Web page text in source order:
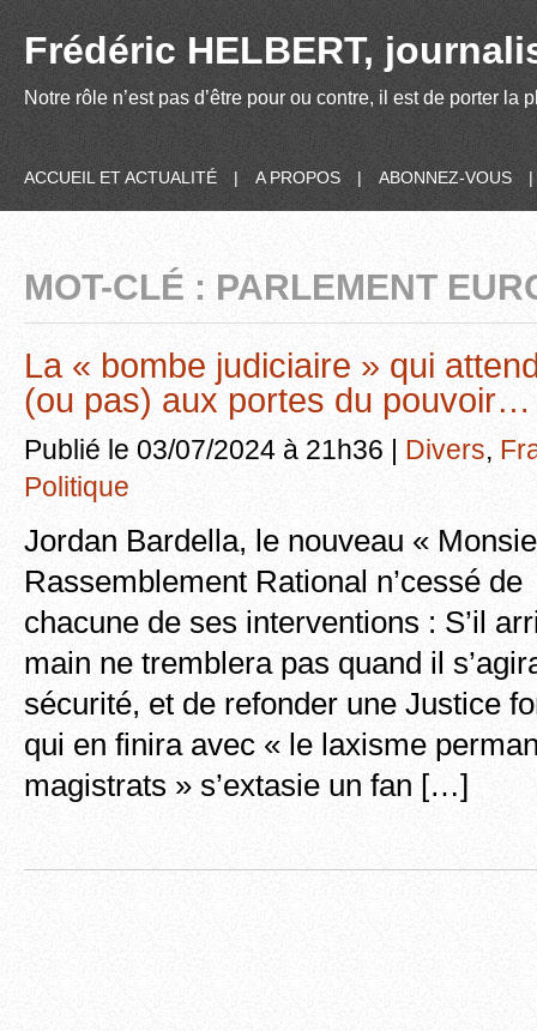
Frédéric HELBERT,
Notre rôle n’est pas d’être pour ou contre, il est de porter
ACCUEIL ET ACTUALITÉ | A PROPOS | ABONNEZ-VOUS |
MOT-CLÉ : PARLEMENT
La « bombe judiciaire » qui
(ou pas) aux portes du pouvoir…
Publié le 03/07/2024 à 21h36 | Divers,
Politique
Jordan Bardella, le nouveau «
Rassemblement Rational n’cessé
chacune de ses interventions : S’il
main ne tremblera pas quand il
sécurité, et de refonder une Justice
qui en finira avec « le laxisme
magistrats » s’extasie un fan […]